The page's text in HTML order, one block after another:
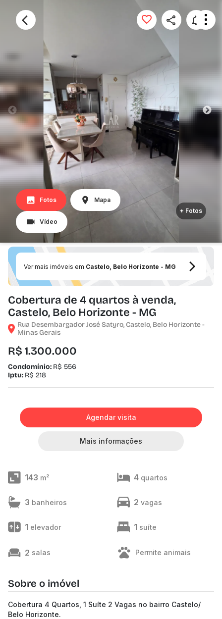
Fotos Mapa
Vídeo
+ Fotos
Ver mais imóveis em Castelo, Belo Horizonte - MG
Cobertura de 4 quartos à venda,
Castelo, Belo Horizonte - MG
Rua Desembargador José Satyro, Castelo, Belo Horizonte -
Minas Gerais
R$ 1.300.000
Condomínio: R$ 556
Iptu: R$ 218
Agendar visita
Mais informações
143 m² 4 quartos
3 banheiros 2 vagas
1 elevador 1 suíte
2 salas Permite animais
Sobre o imóvel
Cobertura 4 Quartos, 1 Suíte 2 Vagas no bairro Castelo/
Belo Horizonte.